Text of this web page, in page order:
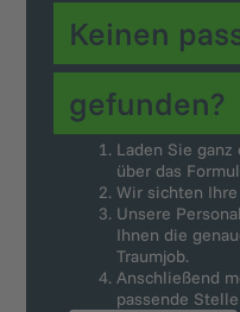
Keinen
gefunden?
Laden Sie
über das
Wir sichten
Unsere
Ihnen die
Traumjob.
Anschließend
passende